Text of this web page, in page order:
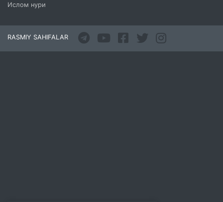
Ислом нури
RASMIY SAHIFALAR